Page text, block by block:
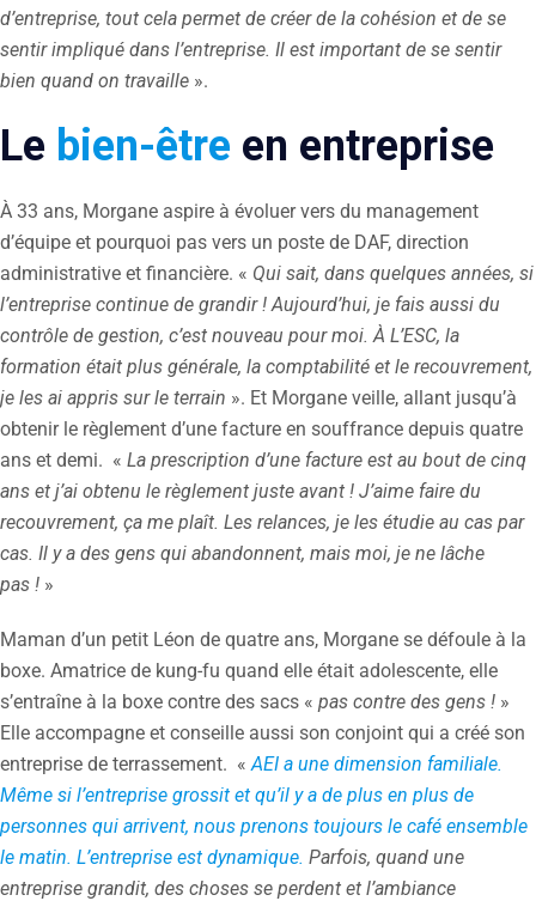
d’entreprise, tout cela permet de créer de la cohésion et de se
sentir impliqué dans l’entreprise. Il est important de se sentir
bien quand on travaille ».
Le bien-être en entreprise
À 33 ans, Morgane aspire à évoluer vers du management
d’équipe et pourquoi pas vers un poste de DAF, direction
administrative et financière. « Qui sait, dans quelques années, si
l’entreprise continue de grandir ! Aujourd’hui, je fais aussi du
contrôle de gestion, c’est nouveau pour moi. À L’ESC, la
formation était plus générale, la comptabilité et le recouvrement,
je les ai appris sur le terrain ». Et Morgane veille, allant jusqu’à
obtenir le règlement d’une facture en souffrance depuis quatre
ans et demi. « La prescription d’une facture est au bout de cinq
ans et j’ai obtenu le règlement juste avant ! J’aime faire du
recouvrement, ça me plaît. Les relances, je les étudie au cas par
cas. Il y a des gens qui abandonnent, mais moi, je ne lâche
pas ! »
Maman d’un petit Léon de quatre ans, Morgane se défoule à la
boxe. Amatrice de kung-fu quand elle était adolescente, elle
s’entraîne à la boxe contre des sacs « pas contre des gens ! »
Elle accompagne et conseille aussi son conjoint qui a créé son
entreprise de terrassement. «AEI a une dimension familiale.
Même si l’entreprise grossit et qu’il y a de plus en plus de
personnes qui arrivent, nous prenons toujours le café ensemble
le matin. L’entreprise est dynamique. Parfois, quand une
entreprise grandit, des choses se perdent et l’ambiance